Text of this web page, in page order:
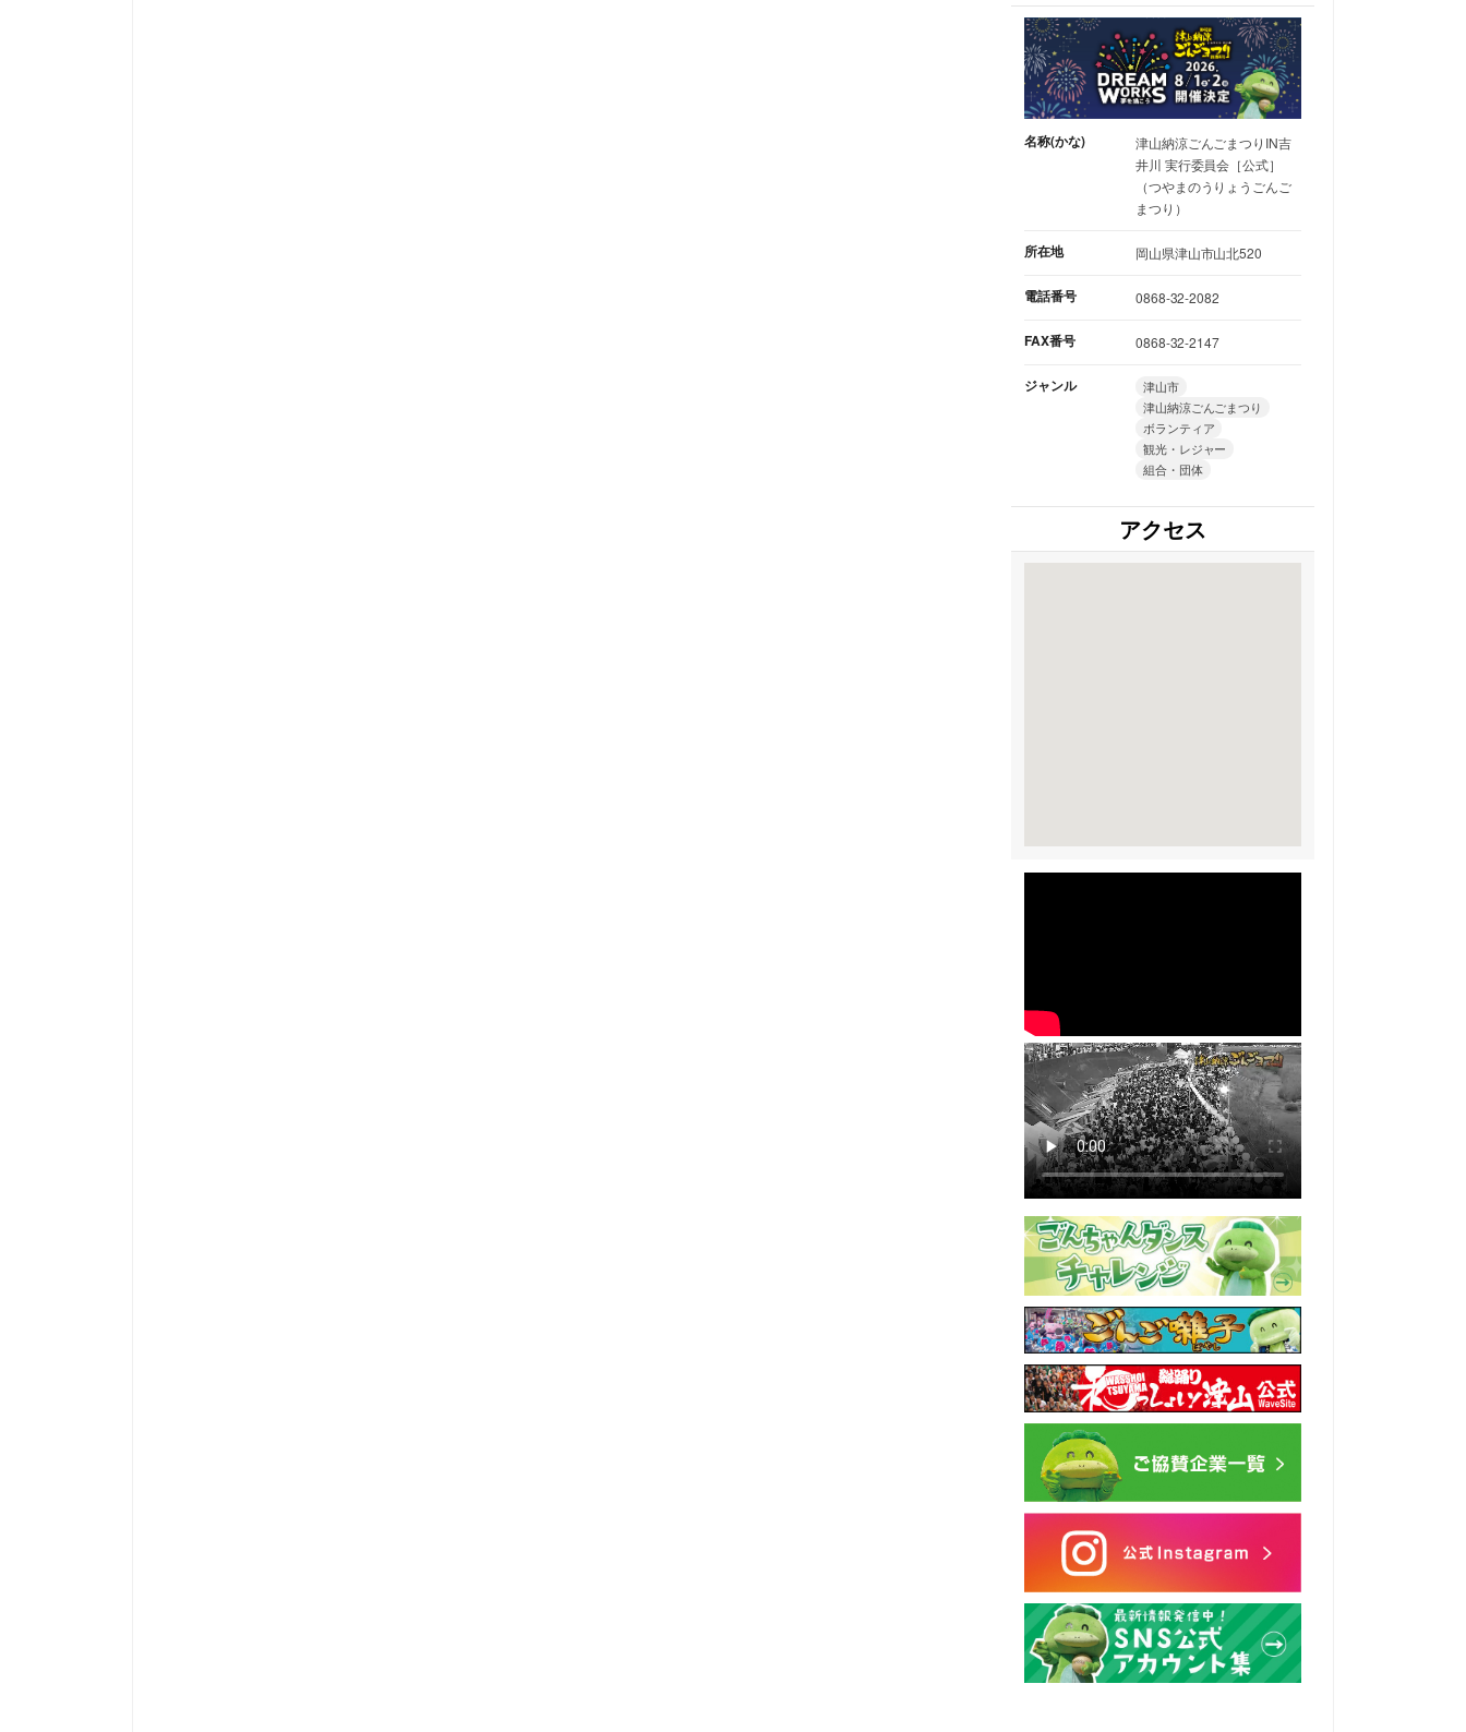
名称(かな)
津山納涼ごんごまつりIN吉
井川 実行委員会［公式］
（つやまのうりょうごんご
まつり）
所在地 岡山県津山市山北520
電話番号 0868-32-2082
FAX番号 0868-32-2147
ジャンル
津山市
津山納涼ごんごまつり
ボランティア
観光・レジャー
組合・団体
アクセス